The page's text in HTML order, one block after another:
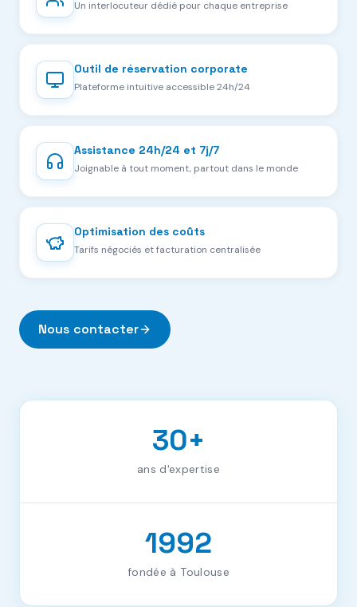
Un interlocuteur dédié pour chaque entreprise
Outil de réservation corporate
Plateforme intuitive accessible 24h/24
Assistance 24h/24 et 7j/7
Joignable à tout moment, partout dans le monde
Optimisation des coûts
Tarifs négociés et facturation centralisée
Nous contacter
30+
ans d'expertise
1992
fondée à Toulouse